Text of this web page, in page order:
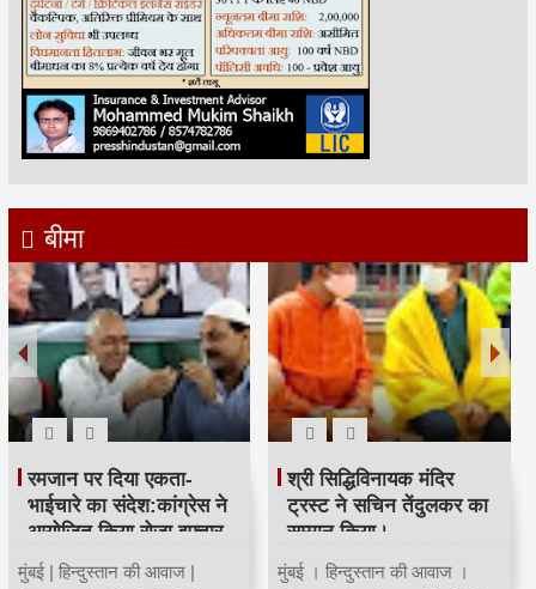
बीमा
रमजान पर दिया एकता-
भाईचारे का संदेश:कांग्रेस ने
आयोजित किया रोजा इफ्तार
मुंबई | हिन्दुस्तान की आवाज |
श्री सिद्धिविनायक मंदिर
ट्रस्ट ने सचिन तेंदुलकर का
सम्मान किया।
मुंबई । हिन्दुस्तान की आवाज ।